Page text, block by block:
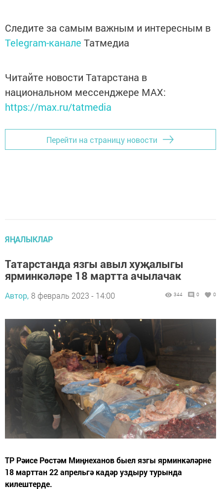
Следите за самым важным и интересным в
Telegram-канале Татмедиа
Читайте новости Татарстана в
национальном мессенджере MАХ:
https://max.ru/tatmedia
Перейти на страницу новости
ЯҢАЛЫКЛАР
Татарстанда язгы авыл хуҗалыгы
ярминкәләре 18 мартта ачылачак
Автор, 8 февраль 2023 - 14:00 344 0 0
ТР Рәисе Рөстәм Миңнеханов быел язгы ярминкәләрне
18 марттан 22 апрельгә кадәр уздыру турында
килештерде.